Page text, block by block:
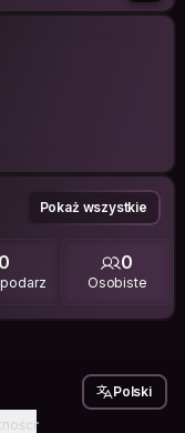
Pokaż wszystkie
0 0
Osobiste
Polski